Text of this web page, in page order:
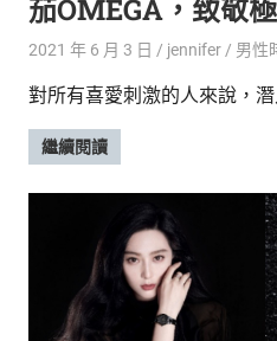
茄OMEGA，致敬
2021 年 6 月 3 日 jennifer 男性
對所有喜愛刺激的人來說，
繼續閱讀